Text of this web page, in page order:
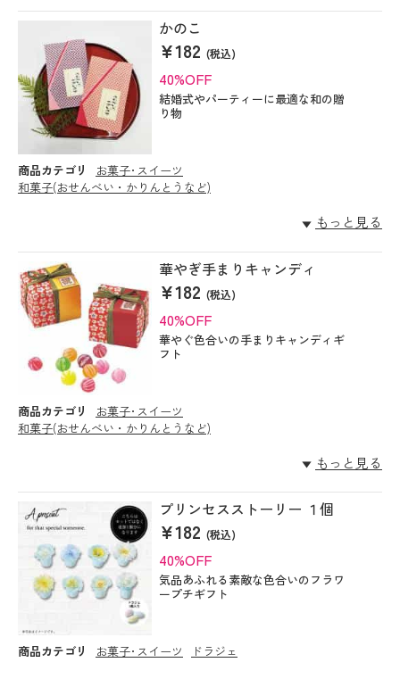
かのこ
¥182(税込)
40%OFF
結婚式やパーティーに最適な和の贈
り物
商品カテゴリ
お菓子･スイーツ
和菓子(おせんべい・かりんとうなど)
もっと見る
華やぎ手まりキャンディ
¥182(税込)
40%OFF
華やぐ色合いの手まりキャンディギ
フト
商品カテゴリ
お菓子･スイーツ
和菓子(おせんべい・かりんとうなど)
もっと見る
プリンセスストーリー １個
¥182(税込)
40%OFF
気品あふれる素敵な色合いのフラワ
ープチギフト
商品カテゴリ お菓子･スイーツ ドラジェ